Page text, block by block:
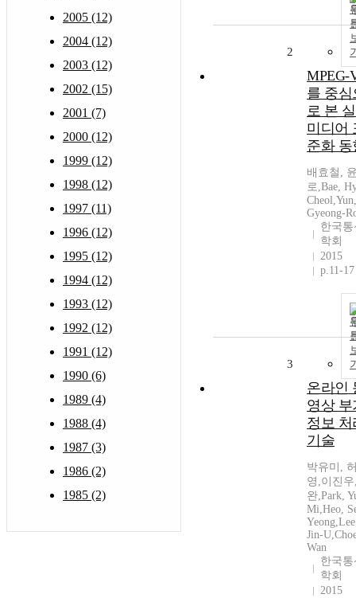
2005 (12)
2004 (12)
2003 (12)
2002 (15)
2001 (7)
2000 (12)
1999 (12)
1998 (12)
1997 (11)
1996 (12)
1995 (12)
1994 (12)
1993 (12)
1992 (12)
1991 (12)
1990 (6)
1989 (4)
1988 (4)
1987 (3)
1986 (2)
1985 (2)
2
MPEG-
를 중심
로 본
미디어
준화 동
배효철,
로,Bae,
Cheol,Yun,
Gyeong-
한국통
학회
2015
p.11-17
3
온라인
영상 부
정보 처
기술
박유미,
영,이진
완,Park,
Mi,Heo,
Jin-
Wan
한국통
학회
2015